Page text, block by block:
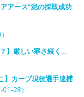
アース”泥の採取成功
】厳しい寒さ続く…
】カープ現役選手逮捕
01-28）